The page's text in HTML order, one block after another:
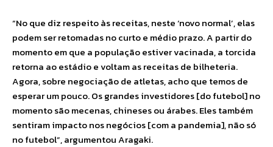
“No que diz respeito às receitas, neste ‘novo normal’, elas
podem ser retomadas no curto e médio prazo. A partir do
momento em que a população estiver vacinada, a torcida
retorna ao estádio e voltam as receitas de bilheteria.
Agora, sobre negociação de atletas, acho que temos de
esperar um pouco. Os grandes investidores [do futebol] no
momento são mecenas, chineses ou árabes. Eles também
sentiram impacto nos negócios [com a pandemia], não só
no futebol”, argumentou Aragaki.